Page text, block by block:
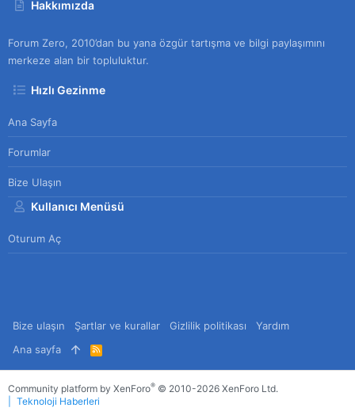
Hakkımızda
Forum Zero, 2010’dan bu yana özgür tartışma ve bilgi paylaşımını
merkeze alan bir topluluktur.
Hızlı Gezinme
Ana Sayfa
Forumlar
Bize Ulaşın
Kullanıcı Menüsü
Oturum Aç
Bize ulaşın Şartlar ve kurallar Gizlilik politikası
Yardım
Ana sayfa
R
S
S
Community platform by XenForo® © 2010-2026 XenForo Ltd.
Teknoloji Haberleri